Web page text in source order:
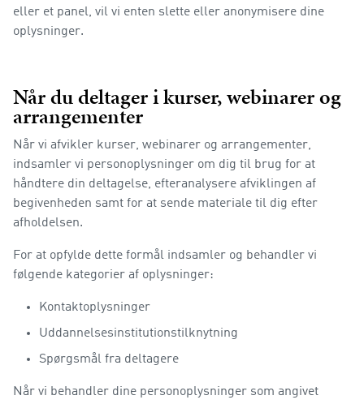
eller et panel, vil vi enten slette eller anonymisere dine
oplysninger.
Når du deltager i kurser, webinarer og
arrangementer
Når vi afvikler kurser, webinarer og arrangementer,
indsamler vi personoplysninger om dig til brug for at
håndtere din deltagelse, efteranalysere afviklingen af
begivenheden samt for at sende materiale til dig efter
afholdelsen.
For at opfylde dette formål indsamler og behandler vi
følgende kategorier af oplysninger:
Kontaktoplysninger
Uddannelsesinstitutionstilknytning
Spørgsmål fra deltagere
Når vi behandler dine personoplysninger som angivet